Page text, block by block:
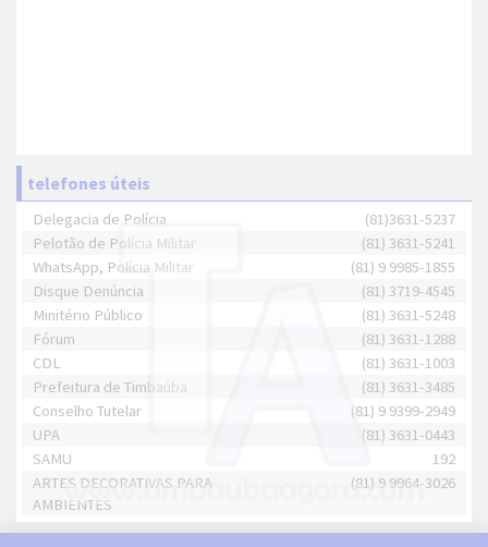
telefones úteis
Delegacia de Polícia
(81)3631-5237
Pelotão de Polícia Militar
(81) 3631-5241
WhatsApp, Polícia Militar
(81) 9 9985-1855
Disque Denúncia
(81) 3719-4545
Minitério Público
(81) 3631-5248
Fórum
(81) 3631-1288
CDL
(81) 3631-1003
Prefeitura de Timbaúba
(81) 3631-3485
Conselho Tutelar
(81) 9 9399-2949
UPA
(81) 3631-0443
SAMU
192
ARTES DECORATIVAS PARA
AMBIENTES
(81) 9 9964-3026